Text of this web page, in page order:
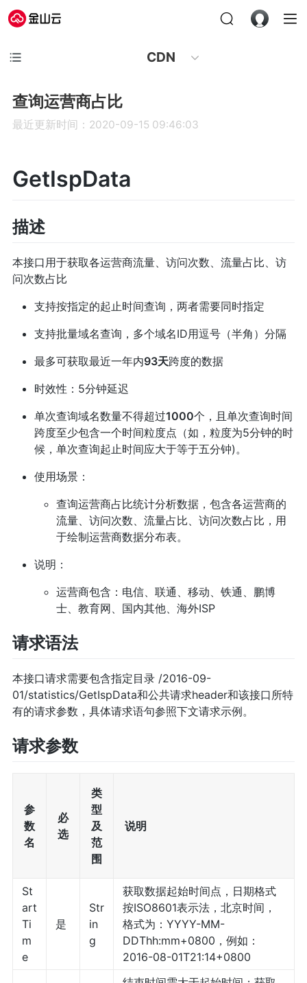
CDN
查询运营商占比
最近更新时间：2020-09-15 09:46:03
GetIspData
描述
本接口用于获取各运营商流量、访问次数、流量占比、访
问次数占比
支持按指定的起止时间查询，两者需要同时指定
支持批量域名查询，多个域名ID用逗号（半角）分隔
最多可获取最近一年内93天跨度的数据
时效性：5分钟延迟
单次查询域名数量不得超过1000个，且单次查询时间
跨度至少包含一个时间粒度点（如，粒度为5分钟的时
候，单次查询起止时间应大于等于五分钟)。
使用场景：
查询运营商占比统计分析数据，包含各运营商的
流量、访问次数、流量占比、访问次数占比，用
于绘制运营商数据分布表。
说明：
运营商包含：电信、联通、移动、铁通、鹏博
士、教育网、国内其他、海外ISP
请求语法
本接口请求需要包含指定目录 /2016-09-
01/statistics/GetIspData和公共请求header和该接口所特
有的请求参数，具体请求语句参照下文请求示例。
请求参数
参
数
名
必
选
类
型
及
范
围
说明
St
art
Ti
m
e
是
Str
in
g
获取数据起始时间点，日期格式
按ISO8601表示法，北京时间，
格式为：YYYY-MM-
DDThh:mm+0800，例如：
2016-08-01T21:14+0800